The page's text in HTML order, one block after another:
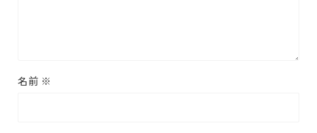
名前 ※